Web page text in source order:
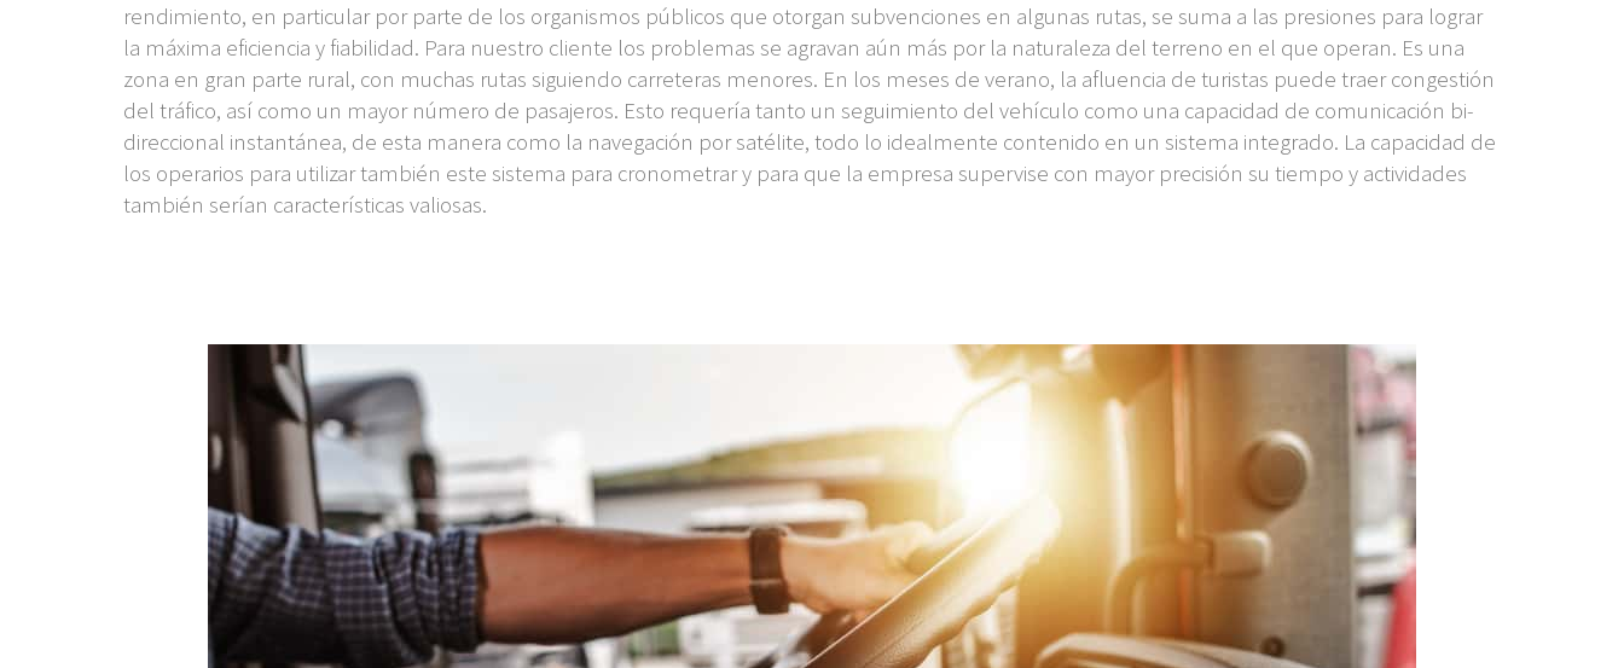
rendimiento, en particular por parte de los organismos públicos que otorgan subvenciones en algunas rutas, se suma a las presiones para lograr
la máxima eficiencia y fiabilidad. Para nuestro cliente los problemas se agravan aún más por la naturaleza del terreno en el que operan. Es una
zona en gran parte rural, con muchas rutas siguiendo carreteras menores. En los meses de verano, la afluencia de turistas puede traer congestión
del tráfico, así como un mayor número de pasajeros. Esto requería tanto un seguimiento del vehículo como una capacidad de comunicación bi-
direccional instantánea, de esta manera como la navegación por satélite, todo lo idealmente contenido en un sistema integrado. La capacidad de
los operarios para utilizar también este sistema para cronometrar y para que la empresa supervise con mayor precisión su tiempo y actividades
también serían características valiosas.